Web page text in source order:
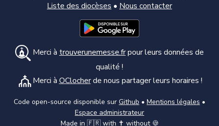
Liste des diocèses • Nous contacter
Merci à trouverunemesse.frpour leurs données de
qualité !
Merci àOClocherde nous partager leurs horaires !
Code open-source disponible sur Github • Mentions légales •
Espace administrateur
Made in 🇫🇷 with ✝️ without 🍪